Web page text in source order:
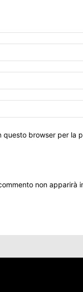
questo browser per la
non apparirà